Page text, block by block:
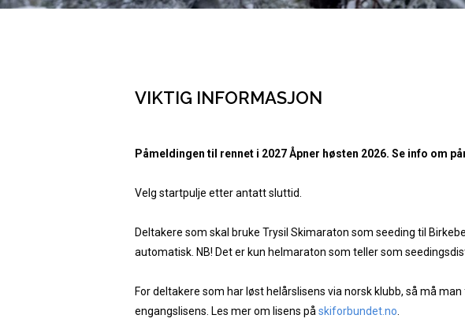
VIKTIG INFORMASJON
Påmeldingen til rennet i 2027 Åpner høsten 2026. Se info om
Velg startpulje etter antatt sluttid.
Deltakere som skal bruke Trysil Skimaraton som seeding til
automatisk. NB! Det er kun helmaraton som teller som
For deltakere som har løst helårslisens via norsk klubb, så må
engangslisens. Les mer om lisens på skiforbundet.no